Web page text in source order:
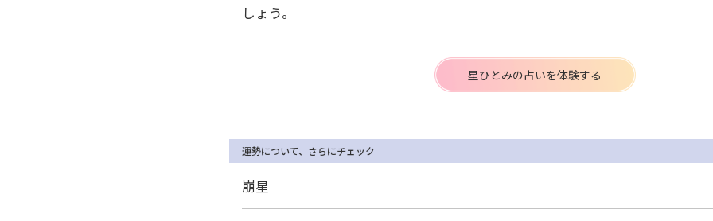
しょう。
星ひとみの占いを体験する
運勢について、さらにチェック
崩星